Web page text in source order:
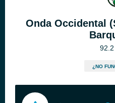
Onda Occidental
¿NO